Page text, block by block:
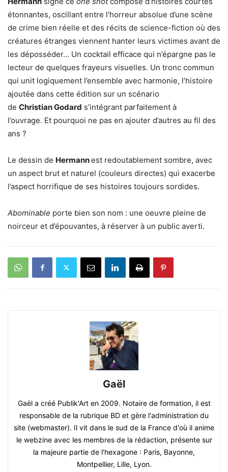
étonnantes, oscillant entre l’horreur absolue d’une scène
de crime bien réelle et des récits de science-fiction où des
créatures étranges viennent hanter leurs victimes avant de
les déposséder… Un cocktail efficace qui n’épargne pas le
lecteur de quelques frayeurs visuelles. Un tronc commun
qui unit logiquement l’ensemble avec harmonie, l’histoire
ajoutée dans cette édition sur un scénario
de ChristianGodard s’intégrant parfaitement à
l’ouvrage. Et pourquoi ne pas en ajouter d’autres au fil des
ans ?
Le dessin de Hermannest redoutablement sombre, avec
un aspect brut et naturel (couleurs directes) qui exacerbe
l’aspect horrifique de ses histoires toujours sordides.
Abominable porte bien son nom : une oeuvre pleine de
noirceur et d’épouvantes, à réserver à un public averti.
Gaël
Gaël a créé Publik'Art en 2009. Notaire de formation, il est
responsable de la rubrique BD et gère l'administration du
site (webmaster). Il vit dans le sud de la France d'où il anime
le webzine avec les membres de la rédaction, présente sur
la majeure partie de l'hexagone : Paris, Bayonne,
Montpellier, Lille, Lyon.